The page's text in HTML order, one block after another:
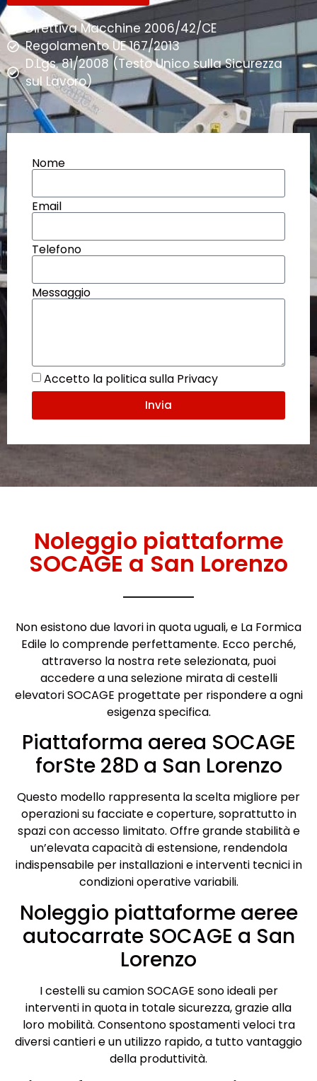
Direttiva Macchine 2006/42/CE
Regolamento UE 167/2013
D.Lgs. 81/2008 (Testo Unico sulla Sicurezza
sul Lavoro)
Nome
Email
Telefono
Messaggio
Accetto la politica sulla Privacy
Invia
Noleggio piattaforme
SOCAGE a San Lorenzo
Non esistono due lavori in quota uguali, e La Formica
Edile lo comprende perfettamente. Ecco perché,
attraverso la nostra rete selezionata, puoi
accedere a una selezione mirata di cestelli
elevatori SOCAGE progettate per rispondere a ogni
esigenza specifica.
Piattaforma aerea SOCAGE
forSte 28D a San Lorenzo
Questo modello rappresenta la scelta migliore per
operazioni su facciate e coperture, soprattutto in
spazi con accesso limitato. Offre grande stabilità e
un’elevata capacità di estensione, rendendola
indispensabile per installazioni e interventi tecnici in
condizioni operative variabili.
Noleggio piattaforme aeree
autocarrate SOCAGE a San
Lorenzo
I cestelli su camion SOCAGE sono ideali per
interventi in quota in totale sicurezza, grazie alla
loro mobilità. Consentono spostamenti veloci tra
diversi cantieri e un utilizzo rapido, a tutto vantaggio
della produttività.